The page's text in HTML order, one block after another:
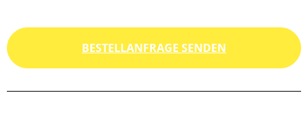
BESTELLANFRAGE SENDEN